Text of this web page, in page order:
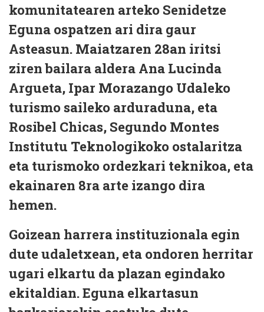
komunitatearen arteko Senidetze
Eguna ospatzen ari dira gaur
Asteasun. Maiatzaren 28an iritsi
ziren bailara aldera Ana Lucinda
Argueta, Ipar Morazango Udaleko
turismo saileko arduraduna, eta
Rosibel Chicas, Segundo Montes
Institutu Teknologikoko ostalaritza
eta turismoko ordezkari teknikoa, eta
ekainaren 8ra arte izango dira
hemen.
Goizean harrera instituzionala egin
dute udaletxean, eta ondoren herritar
ugari elkartu da plazan egindako
ekitaldian. Eguna elkartasun